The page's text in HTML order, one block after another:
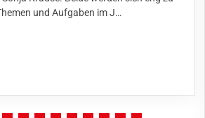
und Aufgaben im J…